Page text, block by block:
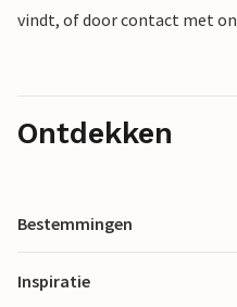
vindt, of door contact met
Ontdekken
Bestemmingen
Inspiratie